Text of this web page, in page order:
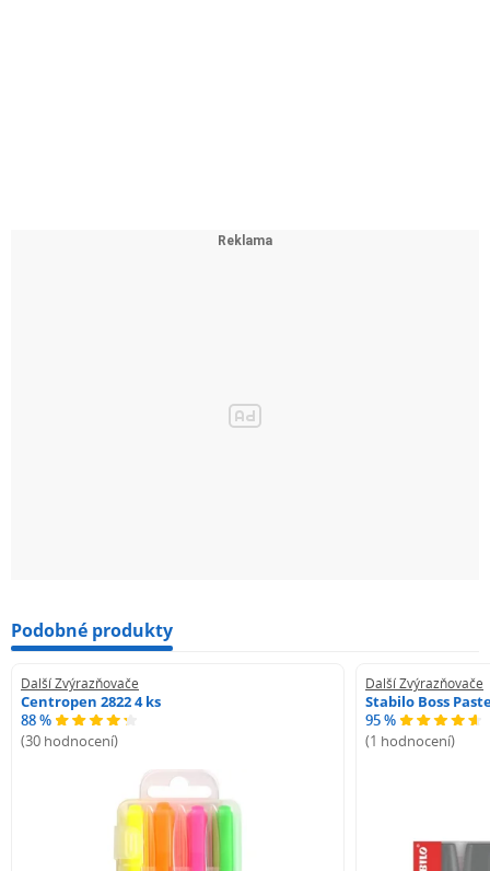
Podobné produkty
Další Zvýrazňovače
Centropen 2822 4 ks
88 %
(30 hodnocení)
Další Zvýrazňovače
Stabilo Boss
95 %
(1 hodnocení)